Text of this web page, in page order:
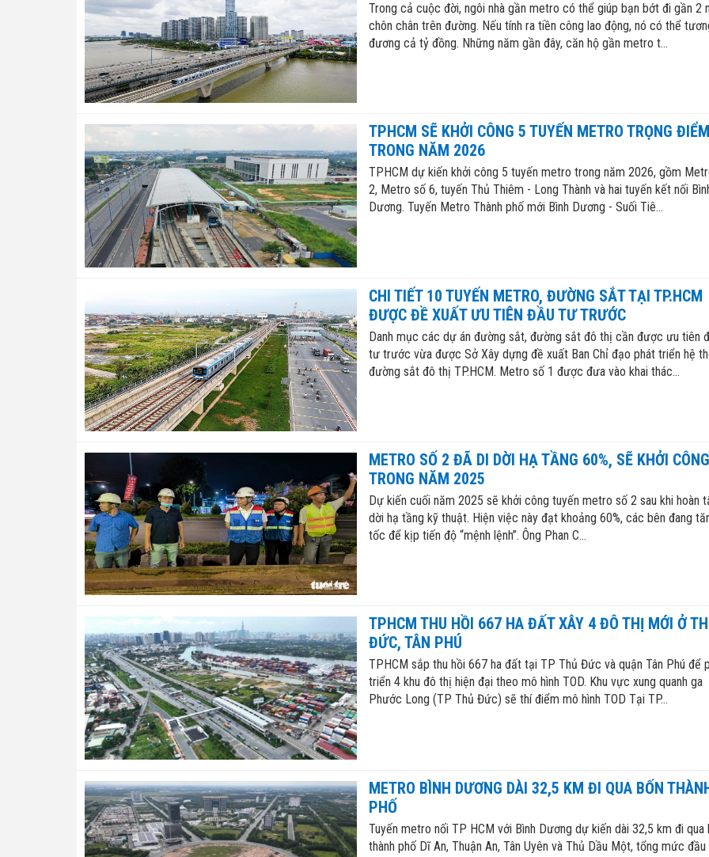
Trong cả cuộc đời, ngôi nhà gần metro có thể giúp bạn bớt đi gần 2
chôn chân trên đường. Nếu tính ra tiền công lao động, nó có thể
đương cả tỷ đồng. Những năm gần đây, căn hộ gần metro t...
TPHCM SẼ KHỞI CÔNG 5 TUYẾN METRO TRỌNG ĐIỂM
TRONG NĂM 2026
TPHCM dự kiến khởi công 5 tuyến metro trong năm 2026, gồm
2, Metro số 6, tuyến Thủ Thiêm - Long Thành và hai tuyến kết nối
Dương. Tuyến Metro Thành phố mới Bình Dương - Suối Tiê...
CHI TIẾT 10 TUYẾN METRO, ĐƯỜNG SẮT TẠI TP.HCM
ĐƯỢC ĐỀ XUẤT ƯU TIÊN ĐẦU TƯ TRƯỚC
Danh mục các dự án đường sắt, đường sắt đô thị cần được ưu tiên
tư trước vừa được Sở Xây dựng đề xuất Ban Chỉ đạo phát triển hệ
đường sắt đô thị TP.HCM. Metro số 1 được đưa vào khai thác...
METRO SỐ 2 ĐÃ DI DỜI HẠ TẦNG 60%, SẼ KHỞI CÔNG
TRONG NĂM 2025
Dự kiến cuối năm 2025 sẽ khởi công tuyến metro số 2 sau khi hoàn
dời hạ tầng kỹ thuật. Hiện việc này đạt khoảng 60%, các bên đang
tốc để kịp tiến độ “mệnh lệnh”. Ông Phan C...
TPHCM THU HỒI 667 HA ĐẤT XÂY 4 ĐÔ THỊ MỚI Ở
ĐỨC, TÂN PHÚ
TPHCM sắp thu hồi 667 ha đất tại TP Thủ Đức và quận Tân Phú để
triển 4 khu đô thị hiện đại theo mô hình TOD. Khu vực xung quanh ga
Phước Long (TP Thủ Đức) sẽ thí điểm mô hình TOD Tại TP...
METRO BÌNH DƯƠNG DÀI 32,5 KM ĐI QUA BỐN
PHỐ
Tuyến metro nối TP HCM với Bình Dương dự kiến dài 32,5 km đi qua
thành phố Dĩ An, Thuận An, Tân Uyên và Thủ Dầu Một, tổng mức